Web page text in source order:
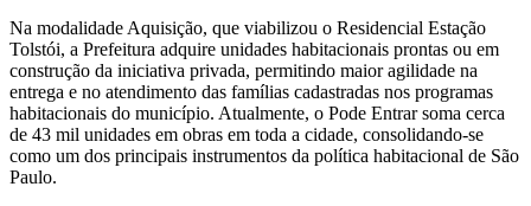
Na modalidade Aquisição, que viabilizou o Residencial Estação
Tolstói, a Prefeitura adquire unidades habitacionais prontas ou em
construção da iniciativa privada, permitindo maior agilidade na
entrega e no atendimento das famílias cadastradas nos programas
habitacionais do município. Atualmente, o Pode Entrar soma cerca
de 43 mil unidades em obras em toda a cidade, consolidando-se
como um dos principais instrumentos da política habitacional de São
Paulo.